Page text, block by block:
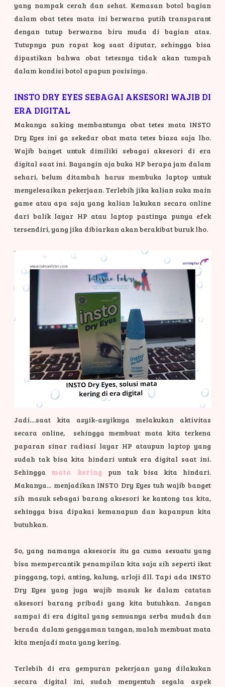
yang nampak cerah dan sehat. Kemasan botol bagian
dalam obat tetes mata ini berwarna putih transparant
dengan tutup berwarna biru muda di bagian atas.
Tutupnya pun rapat kog saat diputar, sehingga bisa
dipastikan bahwa obat tetesnya tidak akan tumpah
dalam kondisi botol apapun posisinya.
INSTO DRY EYES SEBAGAI AKSESORI WAJIB DI
ERA DIGITAL
Makanya saking membantunya obat tetes mata INSTO
Dry Eyes ini ga sekedar obat mata tetes biasa saja lho.
Wajib banget untuk dimiliki sebagai aksesori di era
digital saat ini. Bayangin aja buka HP berapa jam dalam
sehari, belum ditambah harus membuka laptop untuk
menyelesaikan pekerjaan. Terlebih jika kalian suka main
game atau apa saja yang kalian lakukan secara online
dari balik layar HP atau laptop pastinya punya efek
tersendiri, yang jika dibiarkan akan berakibat buruk lho.
Jadi....saat kita asyik-asyiknya melakukan aktivitas
secara online, sehingga membuat mata kita terkena
paparan sinar radiasi layar HP ataupun laptop yang
sudah tak bisa kita hindari untuk era digital saat ini.
Sehingga mata kering pun tak bisa kita hindari.
Makanya... menjadikan INSTO Dry Eyes tuh wajib banget
sih masuk sebagai barang aksesori ke kantong tas kita,
sehingga bisa dipakai kemanapun dan kapanpun kita
butuhkan.
So, yang namanya aksesoris itu ga cuma sesuatu yang
bisa mempercantik penampilan kita saja sih seperti ikat
pinggang, topi, anting, kalung, arloji dll. Tapi ada INSTO
Dry Eyes yang juga wajib masuk ke dalam catatan
aksesori barang pribadi yang kita butuhkan. Jangan
sampai di era digital yang semuanya serba mudah dan
berada dalam genggaman tangan, malah membuat mata
kita menjadi mata yang kering.
Terlebih di era gempuran pekerjaan yang dilakukan
secara digital ini, sudah menyentuh segala aspek